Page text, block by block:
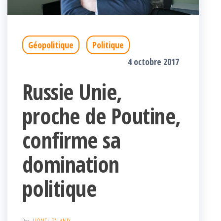
Géopolitique
Politique
4 octobre 2017
Russie Unie,
proche de Poutine,
confirme sa
domination
politique